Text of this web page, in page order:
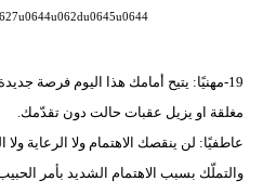
19-مهنيًا: يتيح أمامك هذا اليوم فرصة
مغلقة او يزيل عقبات حالت دون تقدّمك.
عاطفيًا: لن ينقصك الاهتمام ولا الرعاية
والتملّك بسبب الاهتمام الشديد بأمر